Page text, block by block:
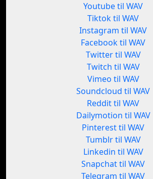
Youtube til WAV
Tiktok til WAV
Instagram til WAV
Facebook til WAV
Twitter til WAV
Twitch til WAV
Vimeo til WAV
Soundcloud til WAV
Reddit til WAV
Dailymotion til WAV
Pinterest til WAV
Tumblr til WAV
Linkedin til WAV
Snapchat til WAV
Telegram til WAV